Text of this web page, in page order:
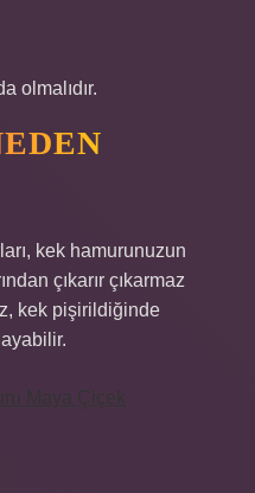
olmalıdır.
kek hamurunuzun
çıkarır çıkarmaz
kek pişirildiğinde